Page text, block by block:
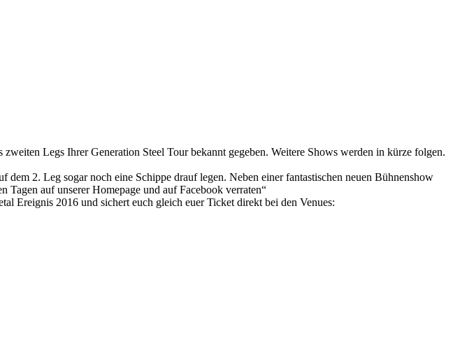
Legs Ihrer Generation Steel Tour bekannt gegeben. Weitere Shows werden in kürze folgen.
2. Leg sogar noch eine Schippe drauf legen. Neben einer fantastischen neuen Bühnenshow
Tagen auf unserer Homepage und auf Facebook verraten“
Ereignis 2016 und sichert euch gleich euer Ticket direkt bei den Venues: